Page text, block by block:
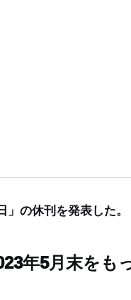
の休刊を発表した。
年5月末をも